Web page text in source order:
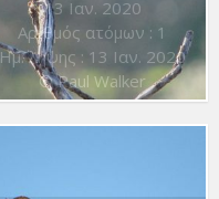
13 Ιαν. 2020
Αριθμός ατόμων : 1
Ημ. λήψης : 13 Ιαν. 2020
© Paul Walker